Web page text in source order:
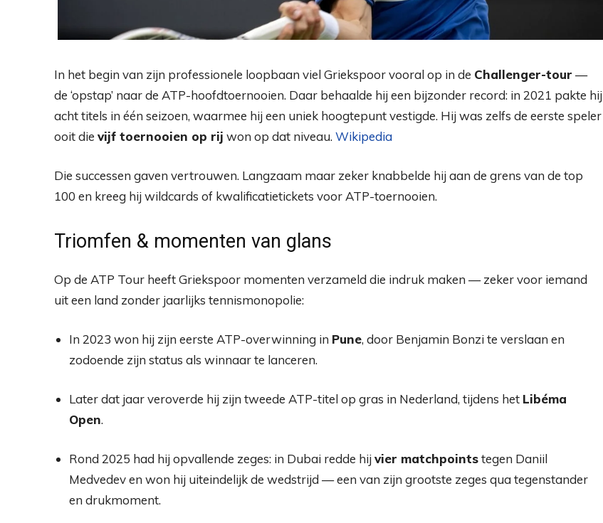
In het begin van zijn professionele loopbaan viel Griekspoor vooral op in de Challenger-tour —
de ‘opstap’ naar de ATP-hoofdtoernooien. Daar behaalde hij een bijzonder record: in 2021 pakte hij
acht titels in één seizoen, waarmee hij een uniek hoogtepunt vestigde. Hij was zelfs de eerste speler
ooit die vijf toernooien op rij won op dat niveau. Wikipedia
Die successen gaven vertrouwen. Langzaam maar zeker knabbelde hij aan de grens van de top
100 en kreeg hij wildcards of kwalificatietickets voor ATP-toernooien.
Triomfen & momenten van glans
Op de ATP Tour heeft Griekspoor momenten verzameld die indruk maken — zeker voor iemand
uit een land zonder jaarlijks tennismonopolie:
In 2023 won hij zijn eerste ATP-overwinning in Pune, door Benjamin Bonzi te verslaan en
zodoende zijn status als winnaar te lanceren.
Later dat jaar veroverde hij zijn tweede ATP-titel op gras in Nederland, tijdens het Libéma
Open.
Rond 2025 had hij opvallende zeges: in Dubai redde hijvier matchpointstegen Daniil
Medvedev en won hij uiteindelijk de wedstrijd — een van zijn grootste zeges qua tegenstander
en drukmoment.